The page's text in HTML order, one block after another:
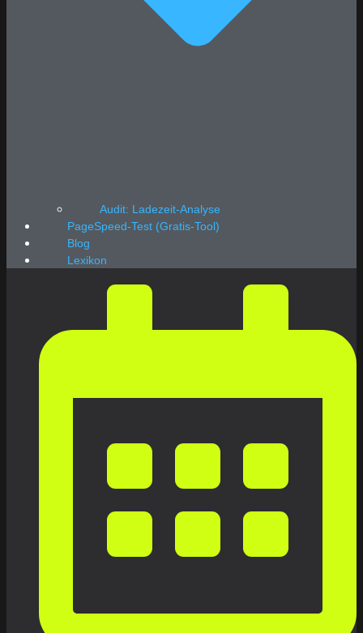
Audit: Ladezeit-Analyse
PageSpeed-Test (Gratis-Tool)
Blog
Lexikon